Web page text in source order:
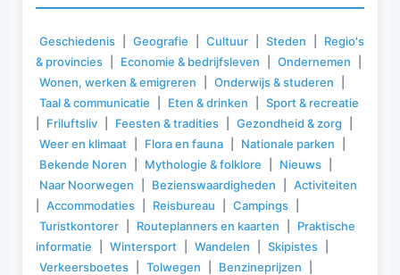
Geschiedenis Geografie Cultuur Steden
Regio's
& provincies
Economie & bedrijfsleven Ondernemen
Wonen, werken & emigreren
Onderwijs & studeren
Taal & communicatie
Eten & drinken
Sport & recreatie
Friluftsliv Feesten & tradities Gezondheid & zorg
Weer en klimaat
Flora en fauna Nationale parken
Bekende Noren
Mythologie & folklore Nieuws
Naar Noorwegen
Bezienswaardigheden
Activiteiten
Accommodaties Reisbureau Campings
Turistkontorer
Routeplanners en kaarten
Praktische
informatie
Wintersport Wandelen Skipistes
Verkeersboetes
Tolwegen Benzineprijzen